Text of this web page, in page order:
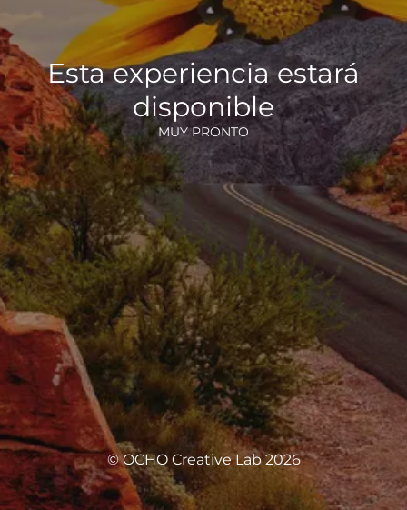
Esta experiencia estará
disponible
MUY PRONTO
© OCHO Creative Lab 2026